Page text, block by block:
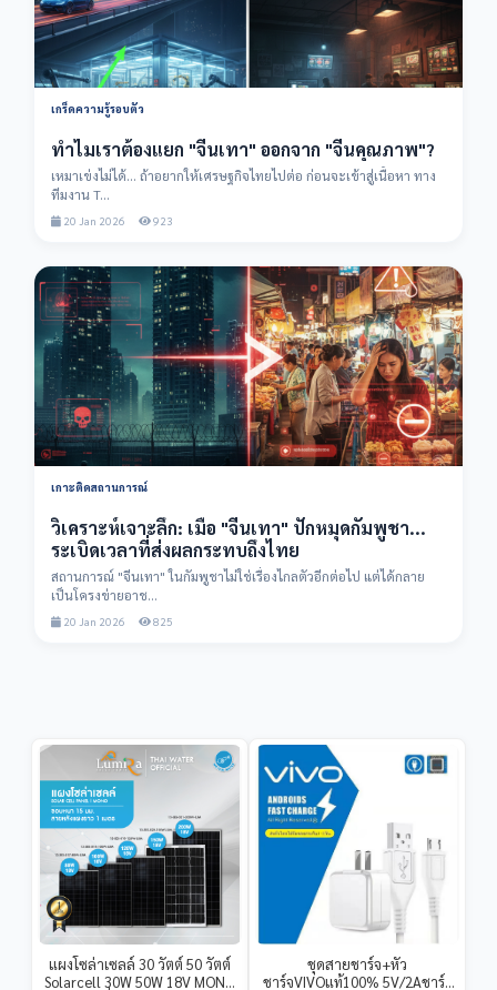
เกร็ดความรู้รอบตัว
ทำไมเราต้องแยก "จีนเทา" ออกจาก "จีนคุณภาพ"?
เหมาเข่งไม่ได้... ถ้าอยากให้เศรษฐกิจไทยไปต่อ ก่อนจะเข้าสู่เนื้อหา ทาง
ทีมงาน T...
20 Jan 2026 923
เกาะติดสถานการณ์
วิเคราะห์เจาะลึก: เมื่อ "จีนเทา" ปักหมุดกัมพูชา...
ระเบิดเวลาที่ส่งผลกระทบถึงไทย
สถานการณ์ "จีนเทา" ในกัมพูชาไม่ใช่เรื่องไกลตัวอีกต่อไป แต่ได้กลาย
เป็นโครงข่ายอาช...
20 Jan 2026 825
แผงโซล่าเซลล์ 30 วัตต์ 50 วัตต์
Solarcell 30W 50W 18V MONO
ชุดสายชาร์จ+หัว
ชาร์จVIVOแท้100% 5V/2Aชาร์จ